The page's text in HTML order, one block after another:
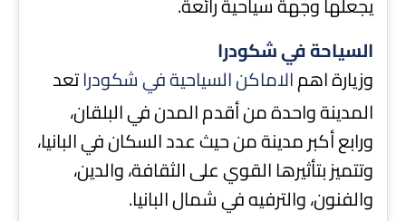
السياحة في شكودرا
وزيارة اهمالاماكن السياحية في شكودراتعد
المدينة واحدة من أقدم المدن في البلقان،
ورابع أكبر مدينة من حيث عدد السكان في البانيا،
وتتميز بتأثيرها القوي على الثقافة، والدين،
والفنون، والترفيه في شمال البانيا.